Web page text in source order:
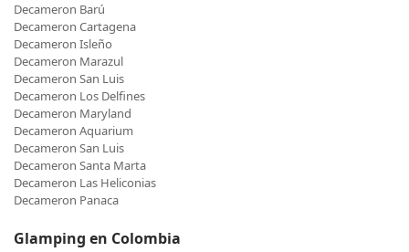
Decameron Barú
Decameron Cartagena
Decameron Isleño
Decameron Marazul
Decameron San Luis
Decameron Los Delfines
Decameron Maryland
Decameron Aquarium
Decameron San Luis
Decameron Santa Marta
Decameron Las Heliconias
Decameron Panaca
Glamping en Colombia